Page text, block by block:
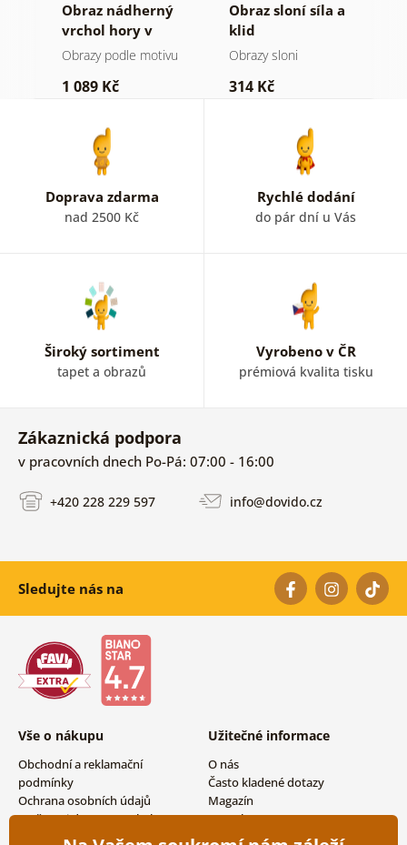
Obraz nádherný
vrchol hory v
černobílém
Obrazy podle motivu
1 089 Kč
Obraz sloní síla a
klid
Obrazy sloni
314 Kč
Doprava zdarma
nad 2500 Kč
Rychlé dodání
do pár dní u Vás
Široký sortiment
tapet a obrazů
Vyrobeno v ČR
prémiová kvalita tisku
Zákaznická podpora
v pracovních dnech Po-Pá: 07:00 - 16:00
+420 228 229 597 info@dovido.cz
Sledujte nás na
Vše o nákupu
Obchodní a reklamační
podmínky
Ochrana osobních údajů
Možnosti dopravy a platby
Vrácení zboží
Užitečné informace
O nás
Často kladené dotazy
Magazín
Kontakty
Velkoobchodní spolupráce